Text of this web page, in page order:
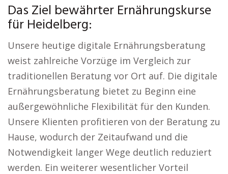
Das Ziel bewährter Ernährungskurse
für Heidelberg:
Unsere heutige digitale Ernährungsberatung
weist zahlreiche Vorzüge im Vergleich zur
traditionellen Beratung vor Ort auf. Die digitale
Ernährungsberatung bietet zu Beginn eine
außergewöhnliche Flexibilität für den Kunden.
Unsere Klienten profitieren von der Beratung zu
Hause, wodurch der Zeitaufwand und die
Notwendigkeit langer Wege deutlich reduziert
werden. Ein weiterer wesentlicher Vorteil